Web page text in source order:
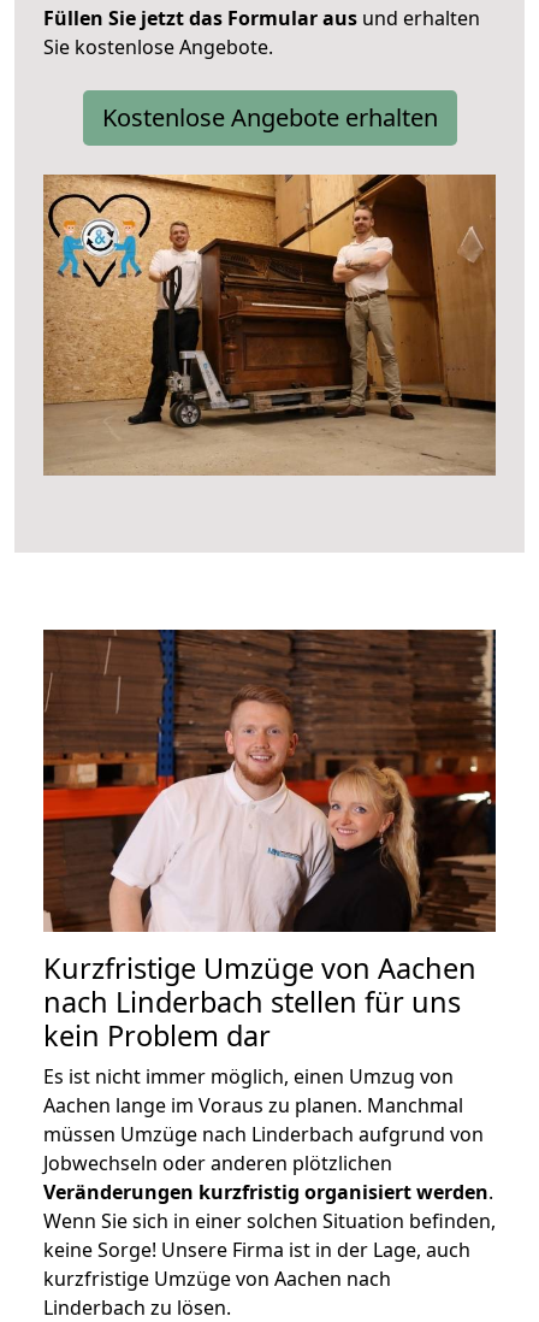
Füllen Sie jetzt das Formular aus und erhalten
Sie kostenlose Angebote.
Kostenlose Angebote erhalten
Kurzfristige Umzüge von Aachen
nach Linderbach stellen für uns
kein Problem dar
Es ist nicht immer möglich, einen Umzug von
Aachen lange im Voraus zu planen. Manchmal
müssen Umzüge nach Linderbach aufgrund von
Jobwechseln oder anderen plötzlichen
Veränderungen kurzfristig organisiert werden.
Wenn Sie sich in einer solchen Situation befinden,
keine Sorge! Unsere Firma ist in der Lage, auch
kurzfristige Umzüge von Aachen nach
Linderbach zu lösen.